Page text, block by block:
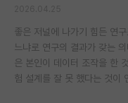
좋은 저널에 나가기 힘든 연
느냐로 연구의 결과가 갖는
은 본인이 데이터 조작을 한
험 설계를 잘 못 했다는 것이